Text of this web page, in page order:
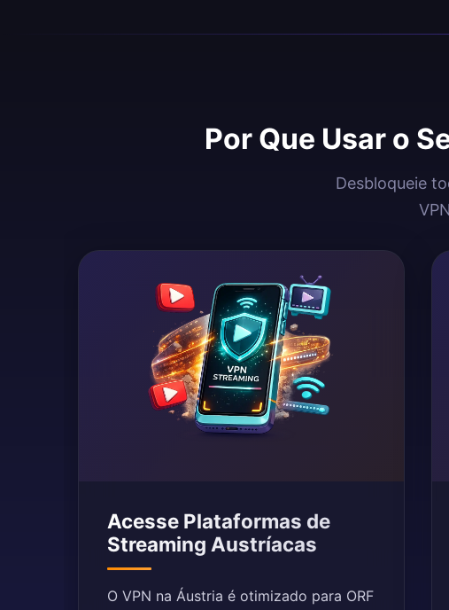
Por Que Usar o
Desbloqueie
Acesse Plataformas de
Streaming Austríacas
O VPN na Áustria é otimizado para ORF